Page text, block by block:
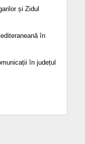
și Zidul
în
în județul